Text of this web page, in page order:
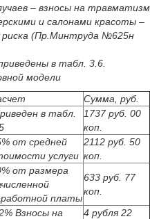
– взносы на травматизм
и салонами красоты –
риска (Пр.Минтруда №625н
в табл. 3.6.
модели
Сумма, руб.
в табл.
1737 руб. 00
коп.
от средней
услуги
2112 руб. 50
коп.
от размера
платы
633 руб. 77
коп.
Взносы на
4 рубля 22